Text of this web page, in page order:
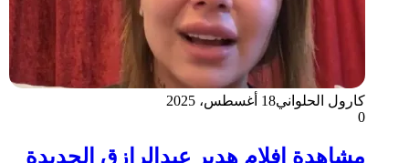
كارول الحلواني18 أغسطس، 2025
0
مشاهدة افلام هدير عبدالرازق الجديدة